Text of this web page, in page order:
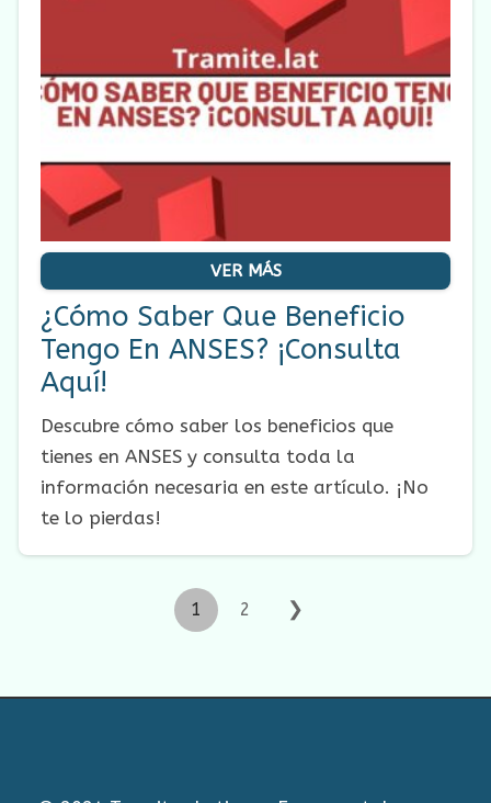
VER MÁS
¿Cómo Saber Que Beneficio
Tengo En ANSES? ¡Consulta
Aquí!
Descubre cómo saber los beneficios que
tienes en ANSES y consulta toda la
información necesaria en este artículo. ¡No
te lo pierdas!
1 2 ❯